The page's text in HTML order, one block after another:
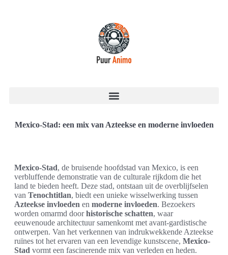
Mexico-Stad: een mix van Azteekse en moderne invloeden
Mexico-Stad, de bruisende hoofdstad van Mexico, is een
verbluffende demonstratie van de culturale rijkdom die het
land te bieden heeft. Deze stad, ontstaan uit de overblijfselen
van Tenochtitlan, biedt een unieke wisselwerking tussen
Azteekse invloeden en moderne invloeden. Bezoekers
worden omarmd doorhistorische schatten, waar
eeuwenoude architectuur samenkomt met avant-gardistische
ontwerpen. Van het verkennen van indrukwekkende Azteekse
ruïnes tot het ervaren van een levendige kunstscene, Mexico-
Stad vormt een fascinerende mix van verleden en heden.